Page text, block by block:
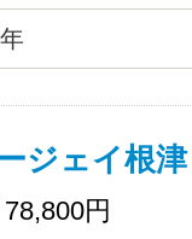
コンロで使い勝
いですね！
ジェイ根津
円